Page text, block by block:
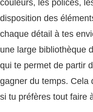
couleurs, les polices,
disposition des
chaque détail à tes
une large bibliothèque
qui te permet de partir
gagner du temps. Cela
si tu préfères tout faire